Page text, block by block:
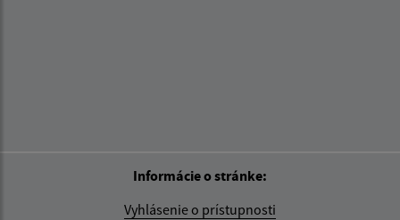
Informácie o stránke:
Vyhlásenie o prístupnosti